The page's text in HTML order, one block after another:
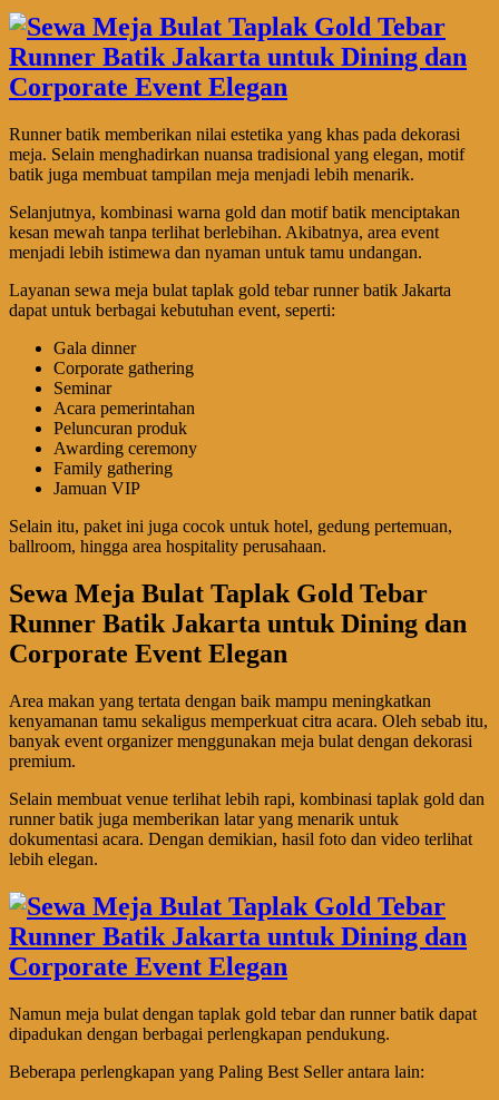
Runner batik memberikan nilai estetika yang khas pada dekorasi
meja. Selain menghadirkan nuansa tradisional yang elegan, motif
batik juga membuat tampilan meja menjadi lebih menarik.
Selanjutnya, kombinasi warna gold dan motif batik menciptakan
kesan mewah tanpa terlihat berlebihan. Akibatnya, area event
menjadi lebih istimewa dan nyaman untuk tamu undangan.
Layanan sewa meja bulat taplak gold tebar runner batik Jakarta
dapat untuk berbagai kebutuhan event, seperti:
Gala dinner
Corporate gathering
Seminar
Acara pemerintahan
Peluncuran produk
Awarding ceremony
Family gathering
Jamuan VIP
Selain itu, paket ini juga cocok untuk hotel, gedung pertemuan,
ballroom, hingga area hospitality perusahaan.
Sewa Meja Bulat Taplak Gold Tebar
Runner Batik Jakarta untuk Dining dan
Corporate Event Elegan
Area makan yang tertata dengan baik mampu meningkatkan
kenyamanan tamu sekaligus memperkuat citra acara. Oleh sebab itu,
banyak event organizer menggunakan meja bulat dengan dekorasi
premium.
Selain membuat venue terlihat lebih rapi, kombinasi taplak gold dan
runner batik juga memberikan latar yang menarik untuk
dokumentasi acara. Dengan demikian, hasil foto dan video terlihat
lebih elegan.
Namun meja bulat dengan taplak gold tebar dan runner batik dapat
dipadukan dengan berbagai perlengkapan pendukung.
Beberapa perlengkapan yang Paling Best Seller antara lain: